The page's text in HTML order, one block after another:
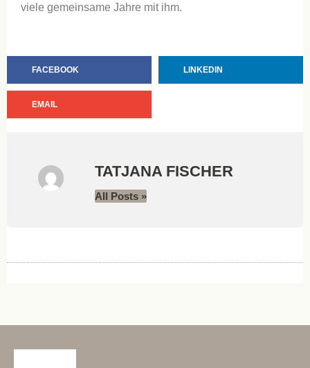
viele gemeinsame Jahre mit ihm.
FACEBOOK LINKEDIN
EMAIL
TATJANA FISCHER
All Posts »